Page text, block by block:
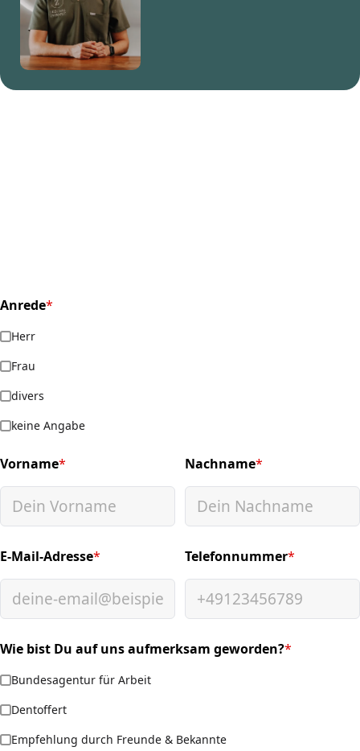
Anrede*
(required)
Herr
Frau
divers
keine Angabe
Vorname*
(required) Nachname*
(required)
E-Mail-Adresse*
(required) Telefonnummer*
(required)
Wie bist Du auf uns aufmerksam geworden?*
(required)
Bundesagentur für Arbeit
Dentoffert
Empfehlung durch Freunde & Bekannte